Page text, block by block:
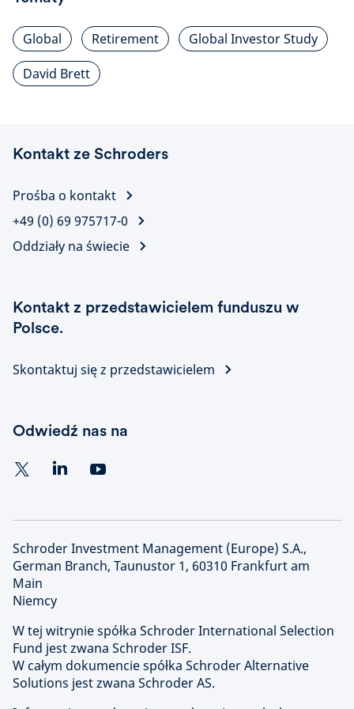
Global Retirement
Global Investor Study
David Brett
Kontakt ze Schroders
Prośba o kontakt
+49 (0) 69 975717-0
Oddziały na świecie
Kontakt z przedstawicielem funduszu w
Polsce.
Skontaktuj się z przedstawicielem
Odwiedź nas na
Schroder Investment Management (Europe) S.A.,
German Branch, Taunustor 1, 60310 Frankfurt am
Main
Niemcy
W tej witrynie spółka Schroder International Selection
Fund jest zwana Schroder ISF.
W całym dokumencie spółka Schroder Alternative
Solutions jest zwana Schroder AS.